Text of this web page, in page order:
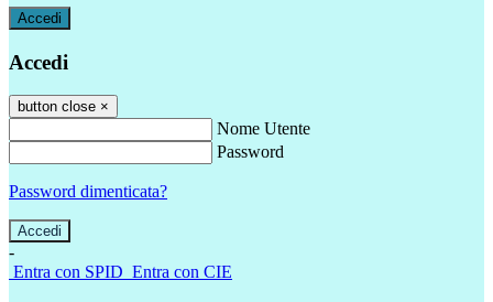
Accedi
Accedi
button close ×
Nome Utente
Password
Password dimenticata?
-
Entra con SPID Entra con CIE